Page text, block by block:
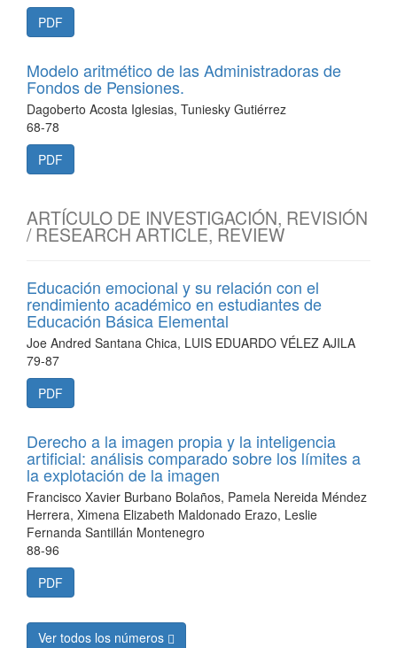
PDF
Modelo aritmético de las Administradoras de
Fondos de Pensiones.
Dagoberto Acosta Iglesias, Tuniesky Gutiérrez
68-78
PDF
ARTÍCULO DE INVESTIGACIÓN, REVISIÓN
/ RESEARCH ARTICLE, REVIEW
Educación emocional y su relación con el
rendimiento académico en estudiantes de
Educación Básica Elemental
Joe Andred Santana Chica, LUIS EDUARDO VÉLEZ AJILA
79-87
PDF
Derecho a la imagen propia y la inteligencia
artificial: análisis comparado sobre los límites a
la explotación de la imagen
Francisco Xavier Burbano Bolaños, Pamela Nereida Méndez
Herrera, Ximena Elizabeth Maldonado Erazo, Leslie
Fernanda Santillán Montenegro
88-96
PDF
Ver todos los números